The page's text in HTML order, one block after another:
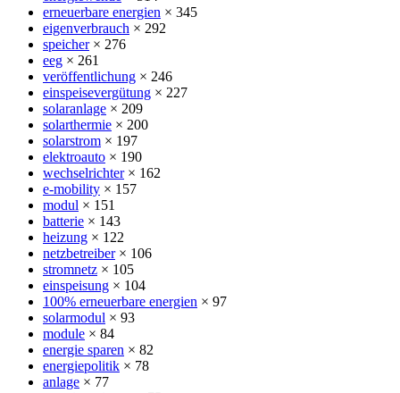
erneuerbare energien × 345
eigenverbrauch × 292
speicher× 276
eeg × 261
veröffentlichung × 246
einspeisevergütung × 227
solaranlage × 209
solarthermie × 200
solarstrom × 197
elektroauto × 190
wechselrichter× 162
e-mobility × 157
modul × 151
batterie × 143
heizung × 122
netzbetreiber× 106
stromnetz × 105
einspeisung × 104
100% erneuerbare energien × 97
solarmodul × 93
module × 84
energie sparen × 82
energiepolitik × 78
anlage × 77